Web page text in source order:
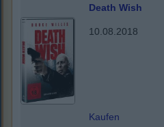
Death Wish
10.08.2018
Kaufen